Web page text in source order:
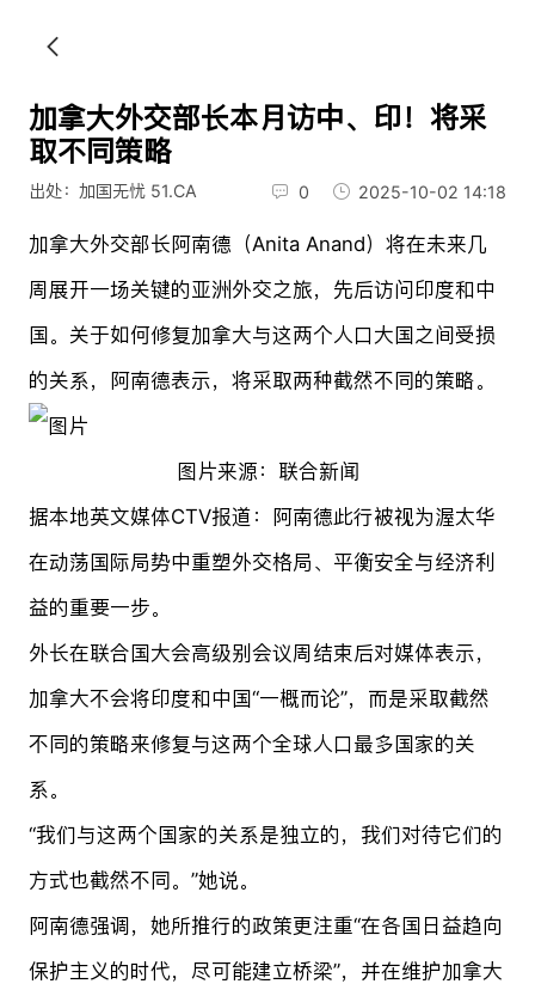
加拿大外交部长本月访中、印！将采
取不同策略
出处：加国无忧 51.CA 0 2025-10-02 14:18
加拿大外交部长阿南德（Anita Anand）将在未来几
周展开一场关键的亚洲外交之旅，先后访问印度和中
国。关于如何修复加拿大与这两个人口大国之间受损
的关系，阿南德表示，将采取两种截然不同的策略。
图片来源：联合新闻
据本地英文媒体CTV报道：阿南德此行被视为渥太华
在动荡国际局势中重塑外交格局、平衡安全与经济利
益的重要一步。
外长在联合国大会高级别会议周结束后对媒体表示，
加拿大不会将印度和中国“一概而论”，而是采取截然
不同的策略来修复与这两个全球人口最多国家的关
系。
“我们与这两个国家的关系是独立的，我们对待它们的
方式也截然不同。”她说。
阿南德强调，她所推行的政策更注重“在各国日益趋向
保护主义的时代，尽可能建立桥梁”，并在维护加拿大